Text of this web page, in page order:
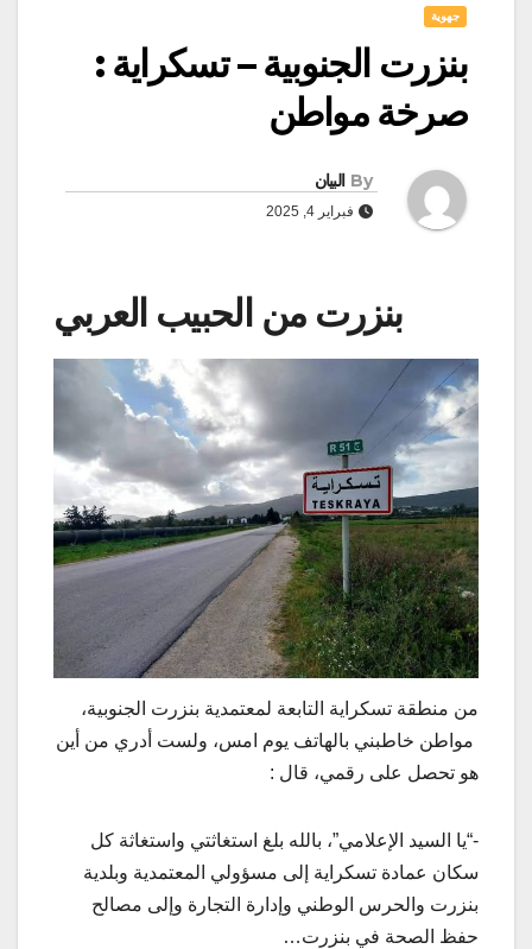
جهوية
بنزرت الجنوبية – تسكراية :
صرخة مواطن
By البيان
فبراير 4, 2025
بنزرت من الحبيب العربي
من منطقة تسكراية التابعة لمعتمدية بنزرت الجنوبية،
مواطن خاطبني بالهاتف يوم امس، ولست أدري من أين
هو تحصل على رقمي، قال :
-“يا السيد الإعلامي”، بالله بلغ استغاثتي واستغاثة كل
سكان عمادة تسكراية إلى مسؤولي المعتمدية وبلدية
بنزرت والحرس الوطني وإدارة التجارة وإلى مصالح
حفظ الصحة في بنزرت…